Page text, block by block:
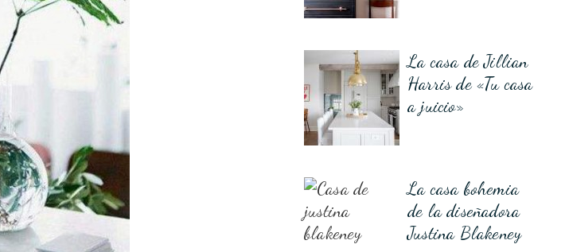
La casa de Jillian
Harris de «Tu casa
a juicio»
La casa bohemia
de la diseñadora
Justina Blakeney